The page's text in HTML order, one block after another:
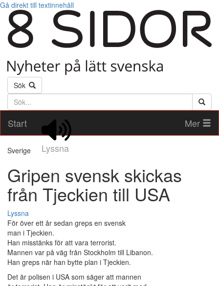
Gå direkt till textinnehåll
Sök
Söktext
Start
Lyssna
Mer
Sverige
Gripen svensk skickas
från Tjeckien till USA
Lyssna
För över ett år sedan greps en svensk
man i Tjeckien.
Han misstänks för att vara terrorist.
Mannen var på väg från Stockholm till Libanon.
Han greps när han bytte plan i Tjeckien.
Det är polisen i USA som säger att mannen